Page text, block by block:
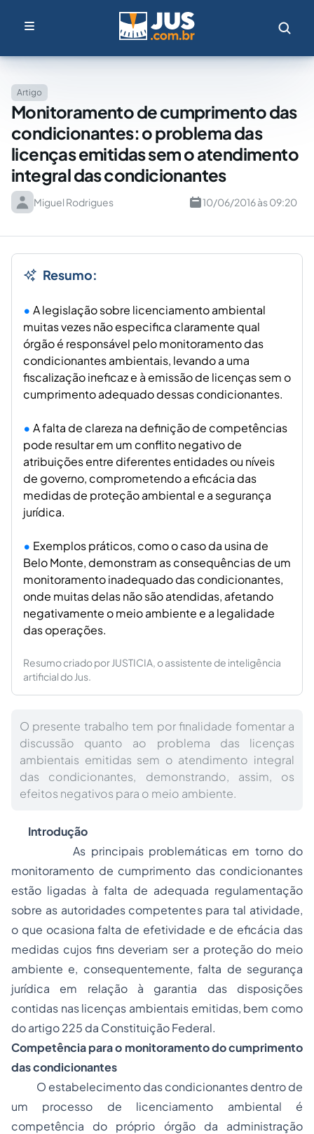
Artigo
Monitoramento de cumprimento das
condicionantes: o problema das
licenças emitidas sem o atendimento
integral das condicionantes
Miguel Rodrigues 10/06/2016 às 09:20
Resumo:
A legislação sobre licenciamento ambiental
muitas vezes não especifica claramente qual
órgão é responsável pelo monitoramento das
condicionantes ambientais, levando a uma
fiscalização ineficaz e à emissão de licenças sem o
cumprimento adequado dessas condicionantes.
A falta de clareza na definição de competências
pode resultar em um conflito negativo de
atribuições entre diferentes entidades ou níveis
de governo, comprometendo a eficácia das
medidas de proteção ambiental e a segurança
jurídica.
Exemplos práticos, como o caso da usina de
Belo Monte, demonstram as consequências de um
monitoramento inadequado das condicionantes,
onde muitas delas não são atendidas, afetando
negativamente o meio ambiente e a legalidade
das operações.
Resumo criado por JUSTICIA, o assistente de inteligência
artificial do Jus.
O presente trabalho tem por finalidade fomentar a
discussão quanto ao problema das licenças
ambientais emitidas sem o atendimento integral
das condicionantes, demonstrando, assim, os
efeitos negativos para o meio ambiente.
Introdução
As principais problemáticas em torno do
monitoramento de cumprimento das condicionantes
estão ligadas à falta de adequada regulamentação
sobre as autoridades competentes para tal atividade,
o que ocasiona falta de efetividade e de eficácia das
medidas cujos fins deveriam ser a proteção do meio
ambiente e, consequentemente, falta de segurança
jurídica em relação à garantia das disposições
contidas nas licenças ambientais emitidas, bem como
do artigo 225 da Constituição Federal.
Competência para o monitoramento do cumprimento
das condicionantes
O estabelecimento das condicionantes dentro de
um processo de licenciamento ambiental é
competência do próprio órgão da administração